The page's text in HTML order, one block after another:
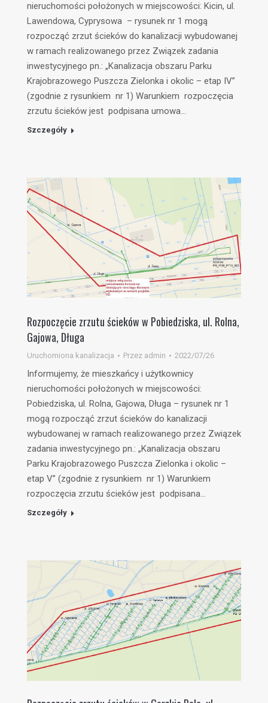
nieruchomości położonych w miejscowości: Kicin, ul.
Lawendowa, Cyprysowa – rysunek nr 1 mogą
rozpocząć zrzut ścieków do kanalizacji wybudowanej
w ramach realizowanego przez Związek zadania
inwestycyjnego pn.: „Kanalizacja obszaru Parku
Krajobrazowego Puszcza Zielonka i okolic – etap IV”
(zgodnie z rysunkiem nr 1) Warunkiem rozpoczęcia
zrzutu ścieków jest podpisana umowa…
Szczegóły
Rozpoczęcie zrzutu ścieków w Pobiedziska, ul. Rolna,
Gajowa, Długa
Uruchomiona kanalizacja Przez admin 2022/07/26
Informujemy, że mieszkańcy i użytkownicy
nieruchomości położonych w miejscowości:
Pobiedziska, ul. Rolna, Gajowa, Długa – rysunek nr 1
mogą rozpocząć zrzut ścieków do kanalizacji
wybudowanej w ramach realizowanego przez Związek
zadania inwestycyjnego pn.: „Kanalizacja obszaru
Parku Krajobrazowego Puszcza Zielonka i okolic –
etap V” (zgodnie z rysunkiem nr 1) Warunkiem
rozpoczęcia zrzutu ścieków jest podpisana…
Szczegóły